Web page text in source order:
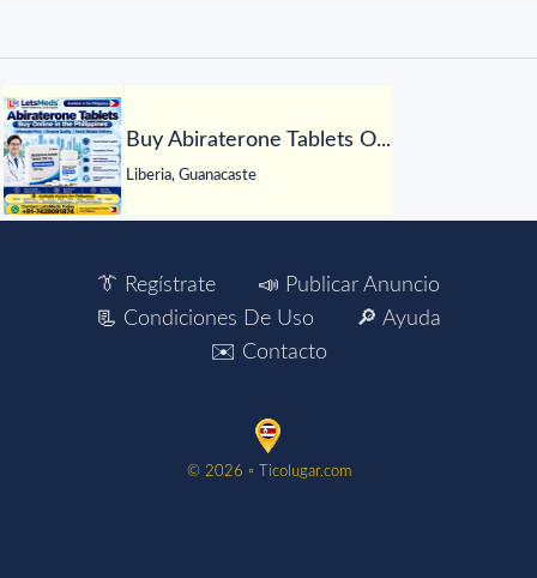
Buy Abiraterone Tablets O...
Liberia, Guanacaste
👔 Regístrate
📣 Publicar Anuncio
📃 Condiciones De Uso
🔎 Ayuda
✉️ Contacto
©️ 2026 ▫️ Ticolugar.com